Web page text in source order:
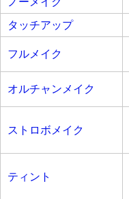
タッチアップ
フルメイク
オルチャンメイク
ストロボメイク
ティント